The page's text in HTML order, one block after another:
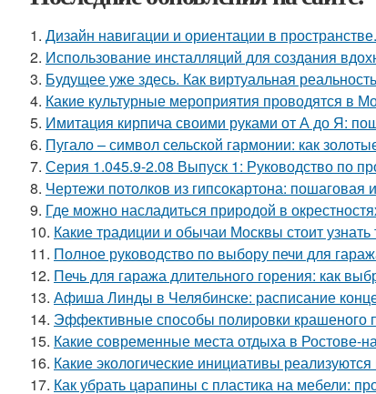
1. Дизайн навигации и ориентации в
2. Использование инсталляций для создания
3. Будущее уже здесь. Как виртуальная
4. Какие культурные мероприятия проводятся в
5. Имитация кирпича своими руками от А до Я:
6. Пугало – символ сельской гармонии: как
7. Серия 1.045.9-2.08 Выпуск 1: Руководство по
8. Чертежи потолков из гипсокартона: пошаговая
9. Где можно насладиться природой в
10. Какие традиции и обычаи Москвы стоит узнать
11. Полное руководство по выбору печи для
12. Печь для гаража длительного горения: как
13. Афиша Линды в Челябинске: расписание
14. Эффективные способы полировки крашеного
15. Какие современные места отдыха в Ростове-
16. Какие экологические инициативы реализуются
17. Как убрать царапины с пластика на мебели: